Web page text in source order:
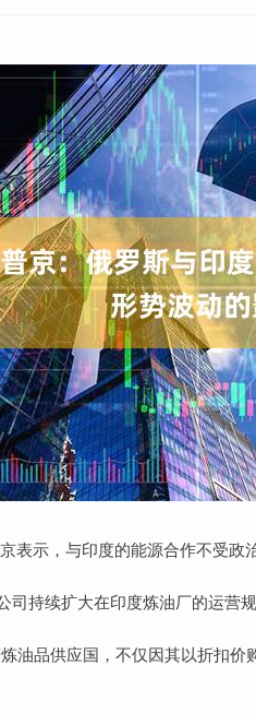
示，与印度的能源合作不受政治
持续扩大在印度炼油厂的运营规
品供应国，不仅因其以折扣价
200.89 1.42%